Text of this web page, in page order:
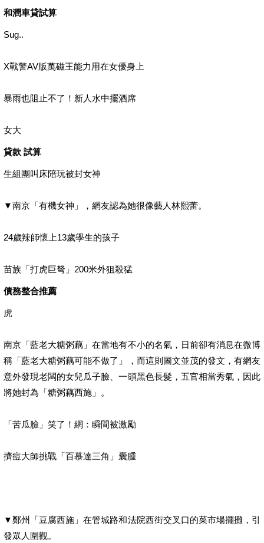
和潤車貸試算
Sug..
X戰警AV版萬磁王能力用在女優身上
暴雨也阻止不了！新人水中擺酒席
女大
貸款 試算
生組團叫床陪玩被封女神
▼南京「有機女神」，網友認為她很像藝人林熙蕾。
24歲辣師懷上13歲學生的孩子
苗族「打虎巨弩」200米外狙殺猛
債務整合推薦
虎
南京「藍老大糖粥藕」在當地有不小的名氣，日前卻有消息在微博
稱「藍老大糖粥藕可能不做了」，而這則圖文並茂的發文，有網友
意外發現老闆的女兒瓜子臉、一頭黑色長髮，五官相當秀氣，因此
將她封為「糖粥藕西施」。
「苦瓜臉」笑了！網：瞬間被激勵
擠痘大師挑戰「百慕達三角」囊腫
▼鄭州「豆腐西施」在管城路和法院西街交叉口的菜市場擺攤，引
發眾人圍觀。